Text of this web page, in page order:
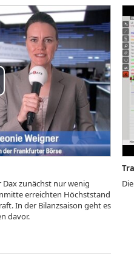
Dax zunächst nur wenig
erreichten Höchststand
In der Bilanzsaison geht es
davor.